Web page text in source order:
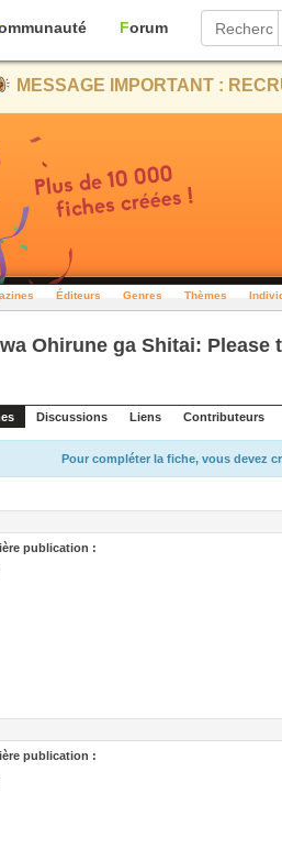
Forum
MESSAGE IMPORTANT :
Éditeurs Genres Thèmes
Ohirune ga Shitai: Please
Discussions Liens Contributeurs
Pour compléter la fiche, vous devez
publication :
publication :